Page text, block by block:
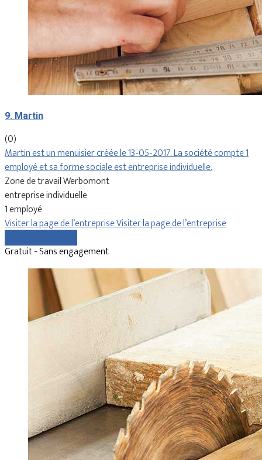
9. Martin
(0)
Martin est un menuisier créée le 13-05-2017. La société compte 1
employé et sa forme sociale est entreprise individuelle.
Zone de travail Werbomont
entreprise individuelle
1 employé
Visiter la page de l’entrepriseVisiter la page de l’entreprise
Gratuit - Sans engagement